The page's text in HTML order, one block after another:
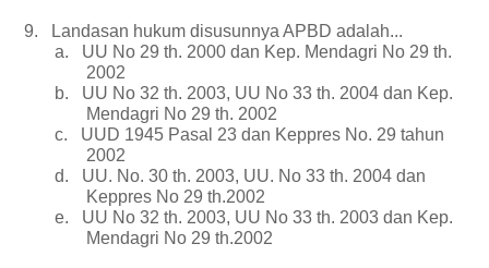
9.
Landasan hukum disusunnya APBD adalah...
a.
UU No 29 th. 2000 dan Kep. Mendagri No 29 th.
2002
b.
UU No 32 th. 2003, UU No 33 th. 2004 dan Kep.
Mendagri No 29 th. 2002
c.
UUD 1945 Pasal 23 dan Keppres No. 29 tahun
2002
d.
UU. No. 30 th. 2003, UU. No 33 th. 2004 dan
Keppres No 29 th.2002
e.
UU No 32 th. 2003, UU No 33 th. 2003 dan Kep.
Mendagri No 29 th.2002